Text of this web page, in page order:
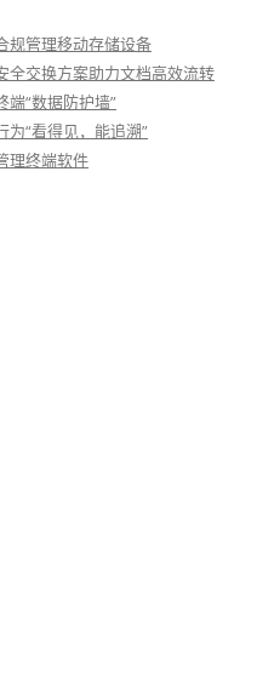
规管理移动存储设备
全交换方案助力文档高效流转
“数据防护墙”
“看得见，能追溯”
理终端软件